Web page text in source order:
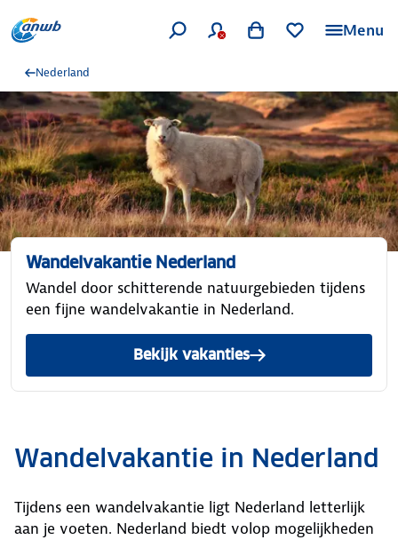
Menu
Nederland
Wandelvakantie Nederland
Wandel door schitterende natuurgebieden tijdens
een fijne wandelvakantie in Nederland.
Bekijk vakanties
Wandelvakantie in Nederland
Tijdens een wandelvakantie ligt Nederland letterlijk
aan je voeten. Nederland biedt volop mogelijkheden